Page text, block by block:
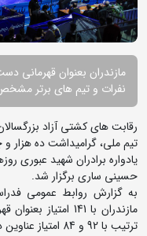
مازندران بعنوان قهرمانی
نفرات و تیم های برتر
رقابت های کشتی آزاد
تیم ملی، گرامیداشت ده هزار و
حسینی ساری برگزار شد.
به گزارش روابط عمومی
مازندران با 141
ترتیب با 92 و 84 امتیاز عناوین دوم و سوم را از آن خود کردند.